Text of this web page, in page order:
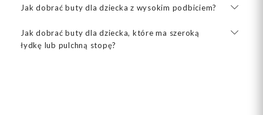
Jak dobrać buty dla dziecka z wysokim podbiciem?
Jak dobrać buty dla dziecka, które ma szeroką
łydkę lub pulchną stopę?